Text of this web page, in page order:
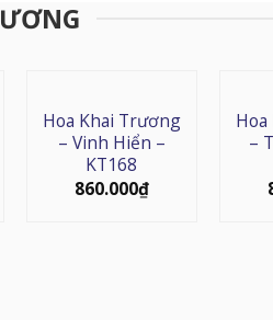
Hoa Khai Trương
– Vinh Hiển –
KT168
860.000₫
–